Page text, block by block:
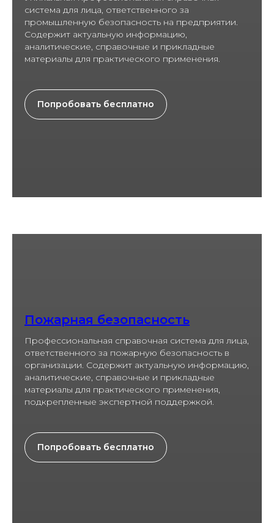
система для лица, ответственного за
промышленную безопасность на предприятии.
Содержит актуальную информацию,
аналитические, справочные и прикладные
материалы для практического применения.
Попробовать бесплатно
Пожарная безопасность
Профессиональная справочная система для лица,
ответственного за пожарную безопасность в
организации. Содержит актуальную информацию,
аналитические, справочные и прикладные
материалы для практического применения,
подкрепленные экспертной поддержкой.
Попробовать бесплатно